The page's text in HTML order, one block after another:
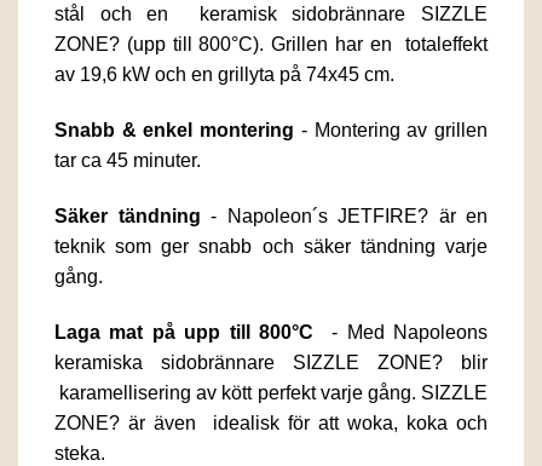
stål och en keramisk sidobrännare SIZZLE
ZONE? (upp till 800°C). Grillen har en totaleffekt
av 19,6 kW och en grillyta på 74x45 cm.
Snabb & enkel montering - Montering av grillen
tar ca 45 minuter.
Säker tändning - Napoleon´s JETFIRE? är en
teknik som ger snabb och säker tändning varje
gång.
Laga mat på upp till 800°C - Med Napoleons
keramiska sidobrännare SIZZLE ZONE? blir
karamellisering av kött perfekt varje gång. SIZZLE
ZONE? är även idealisk för att woka, koka och
steka.